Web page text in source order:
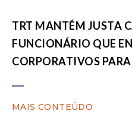
TRT MANTÉM JUSTA
FUNCIONÁRIO QUE
CORPORATIVOS
MAIS CONTEÚDO